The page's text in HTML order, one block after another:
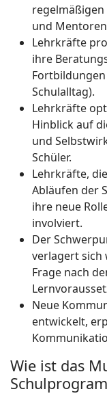
und
Lehrkräfte
ihre
Schulalltag).
Lehrkräfte
Hinblick auf
und
Schüler.
Lehrkräfte,
Abläufen der
ihre neue
involviert.
Der
verlagert sich
Frage nach
Neue
entwickelt,
Wie ist das